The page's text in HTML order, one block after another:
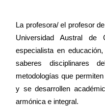
La profesora/ el profesor
Universidad Austral de
especialista en
saberes disciplinares
metodologías que
y se desarrollen
armónica e integral.